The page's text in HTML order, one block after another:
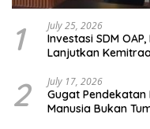
1 July 25, 2026
Investasi SDM
Lanjutkan
2 July 17, 2026
Gugat Pendekatan
Manusia Bukan